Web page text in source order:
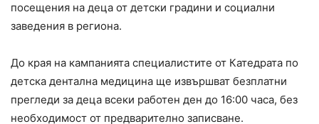
посещения на деца от детски градини и социални
заведения в региона.
До края на кампанията специалистите от Катедрата по
детска дентална медицина ще извършват безплатни
прегледи за деца всеки работен ден до 16:00 часа, без
необходимост от предварително записване.